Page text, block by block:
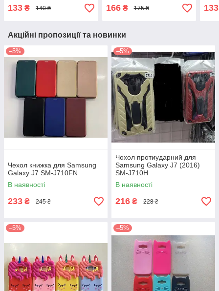
133 ₴ 140 ₴ 166₴ 175 ₴ 133
Акційні пропозиції та новинки
–5%
Чехол книжка для Samsung
Galaxy J7 SM-J710FN
В наявності
233 ₴ 245 ₴
–5%
Чохол протиударний для
Samsung Galaxy J7 (2016)
SM-J710H
В наявності
216 ₴ 228 ₴
–5% –5%